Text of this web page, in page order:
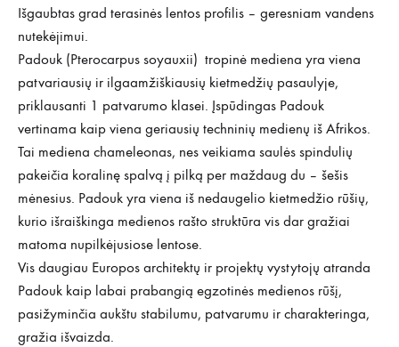
Išgaubtas grad terasinės lentos profilis – geresniam vandens
nutekėjimui.
Padouk (Pterocarpus soyauxii) tropinė mediena yra viena
patvariausių ir ilgaamžiškiausių kietmedžių pasaulyje,
priklausanti 1 patvarumo klasei. Įspūdingas Padouk
vertinama kaip viena geriausių techninių medienų iš Afrikos.
Tai mediena chameleonas, nes veikiama saulės spindulių
pakeičia koralinę spalvą į pilką per maždaug du – šešis
mėnesius. Padouk yra viena iš nedaugelio kietmedžio rūšių,
kurio išraiškinga medienos rašto struktūra vis dar gražiai
matoma nupilkėjusiose lentose.
Vis daugiau Europos architektų ir projektų vystytojų atranda
Padouk kaip labai prabangią egzotinės medienos rūšį,
pasižyminčia aukštu stabilumu, patvarumu ir charakteringa,
gražia išvaizda.